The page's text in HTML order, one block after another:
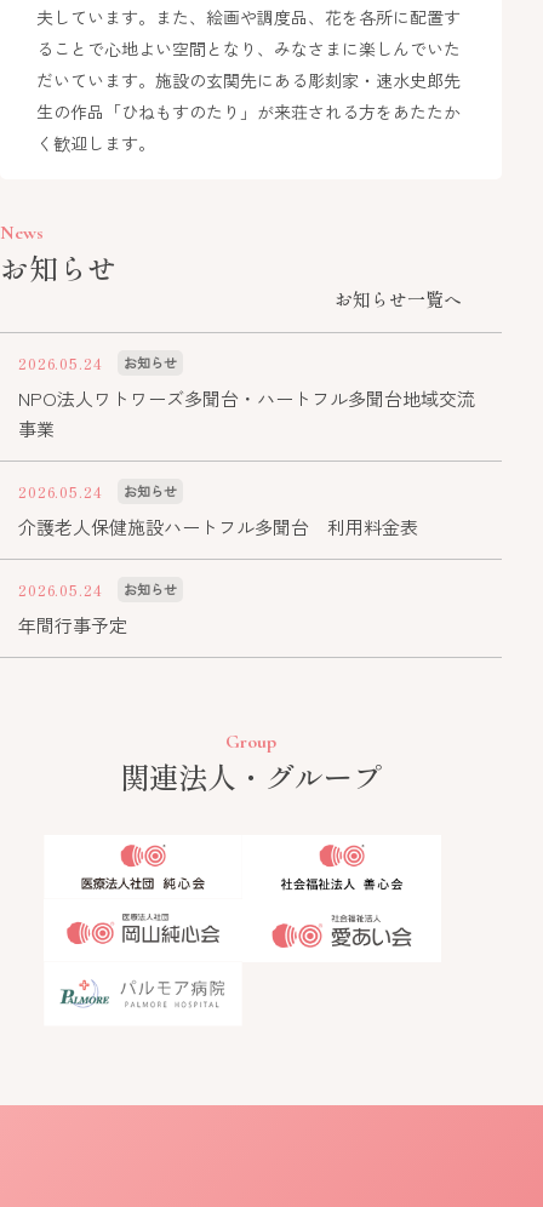
夫しています。また、絵画や調度品、花を各所に配置す
ることで心地よい空間となり、みなさまに楽しんでいた
だいています。施設の玄関先にある彫刻家・速水史郎先
生の作品「ひねもすのたり」が来荘される方をあたたか
く歓迎します。
News
お知らせ
お知らせ一覧へ
2026.05.24 お知らせ
NPO法人ワトワーズ多聞台・ハートフル多聞台地域交流
事業
2026.05.24 お知らせ
介護老人保健施設ハートフル多聞台 利用料金表
2026.05.24 お知らせ
年間行事予定
Group
関連法人・グループ